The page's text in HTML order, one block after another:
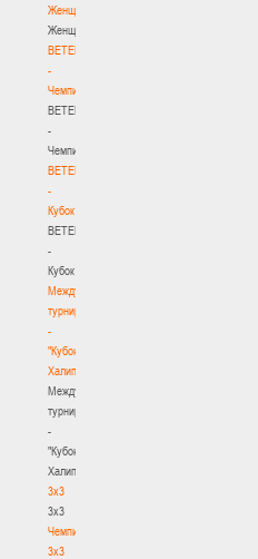
Женщины
Женщины
BETERA
-
Чемпионат
BETERA
-
Чемпионат
BETERA
-
Кубок
BETERA
-
Кубок
Международный
турнир
-
"Кубок
Халипского"
Международный
турнир
-
"Кубок
Халипского"
3x3
3x3
Чемпионат
3х3